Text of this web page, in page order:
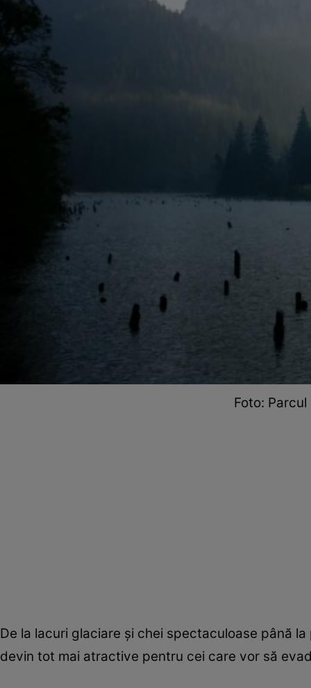
Foto:
De la lacuri glaciare și chei spectaculoase până
devin tot mai atractive pentru cei care vor să